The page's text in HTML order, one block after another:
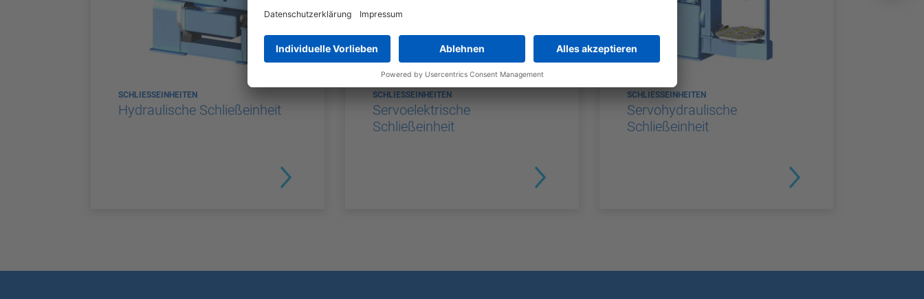
SCHLIESSEINHEITEN
Hydraulische Schließeinheit
SCHLIESSEINHEITEN
Servoelektrische
Schließeinheit
SCHLIESSEINHEITEN
Servohydraulische
Schließeinheit